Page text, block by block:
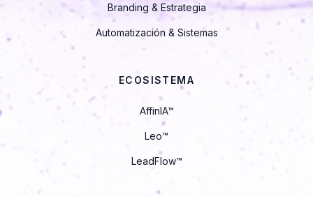
Branding & Estrategia
Automatización & Sistemas
ECOSISTEMA
AffinIA™
Leo™
LeadFlow™
Leo · Asistente de Proemote
En línea · Responde al instante
👋 ¡Hola! Soy Leo, el asistente de Proemote.